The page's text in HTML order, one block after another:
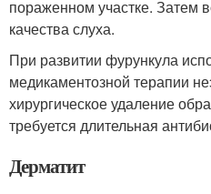
пораженном участке. Затем
качества слуха.
При развитии фурункула
медикаментозной терапии
хирургическое удаление
требуется длительная
Дерматит